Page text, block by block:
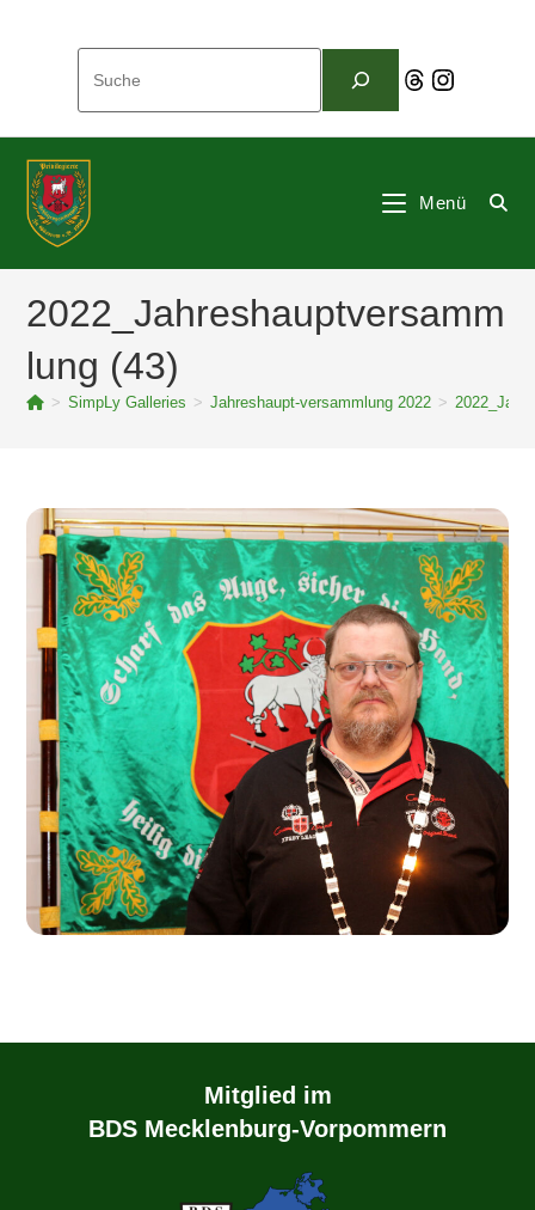
ThreadsInstagram
Menü
2022_Jahreshauptversamm
lung (43)
> SimpLy Galleries > Jahreshaupt-versammlung 2022 >
Mitglied im
BDS Mecklenburg-Vorpommern